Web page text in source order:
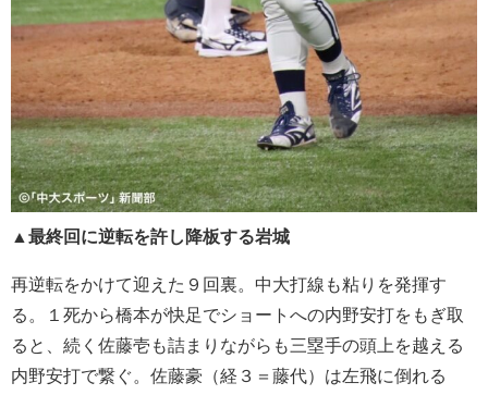
▲最終回に逆転を許し降板する岩城
再逆転をかけて迎えた９回裏。中大打線も粘りを発揮す
る。１死から橋本が快足でショートへの内野安打をもぎ取
ると、続く佐藤壱も詰まりながらも三塁手の頭上を越える
内野安打で繋ぐ。佐藤豪（経３＝藤代）は左飛に倒れる